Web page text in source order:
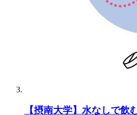
【摂南大学】水なしで飲